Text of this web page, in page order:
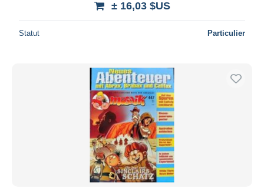
± 16,03 $US
Statut Particulier